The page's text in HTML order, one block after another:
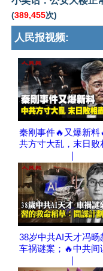
(389,455次)
人民报视频:
秦刚事件🔥又爆新料
共方寸大乱，末日败
｜
38岁中共AI天才冯旸
车祸谜案；🔥中共间
｜